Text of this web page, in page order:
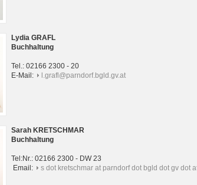
Lydia GRAFL
Buchhaltung
Tel.: 02166 2300 - 20
E-Mail:
l.grafl@parndorf.bgld.gv.at
Sarah KRETSCHMAR
Buchhaltung
Tel:Nr.: 02166 2300 - DW 23
Email:
s dot kretschmar at parndorf dot bgld dot gv dot